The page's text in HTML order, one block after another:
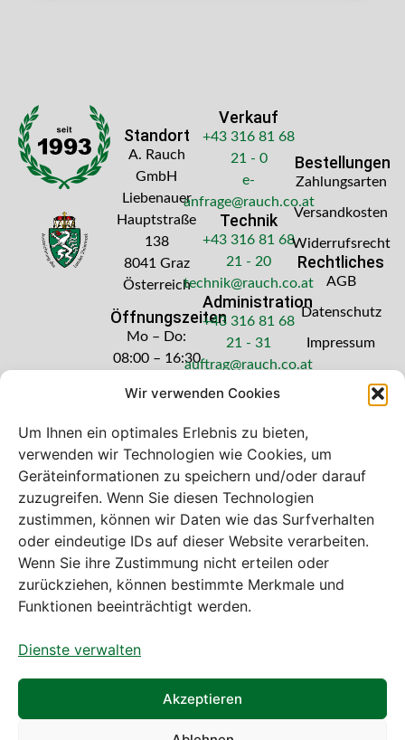
Wir verwenden Cookies
Um Ihnen ein optimales Erlebnis zu bieten,
verwenden wir Technologien wie Cookies, um
Geräteinformationen zu speichern und/oder darauf
zuzugreifen. Wenn Sie diesen Technologien
zustimmen, können wir Daten wie das Surfverhalten
oder eindeutige IDs auf dieser Website verarbeiten.
Wenn Sie ihre Zustimmung nicht erteilen oder
zurückziehen, können bestimmte Merkmale und
Funktionen beeinträchtigt werden.
Dienste verwalten
Akzeptieren
Standort
A. Rauch
GmbH
Liebenauer
Hauptstraße
138
8041 Graz
Österreich
Öffnungszeiten
Mo – Do:
08:00 – 16:30
Freitag: 08:00
Verkauf
+43 316 81 68
21 - 0
e-
anfrage@rauch.co.at
Technik
+43 316 81 68
21 - 20
technik@rauch.co.at
Administration
+43 316 81 68
21 - 31
auftrag@rauch.co.at
Bestellungen
Zahlungsarten
Versandkosten
Widerrufsrecht
Rechtliches
AGB
Datenschutz
Impressum
Bei diesem Webshop handelt es sich um
einen B2B-Webshop
A. Rauch GmbH – Ihr Experte aus Österreich für Waagen,
Eich- & Kalibrierservice, Sprühnebel-Zerstäubungstechnik
und Lebensmittelmaschinen.
Sämtliche Angebote der A. Rauch GmbH richten sich
gewerbliche Kunden, Institutionen, Kommunen usw. aus
Österreich, Deutschland und der Schweiz (weitere Länder
auf Anfrage).